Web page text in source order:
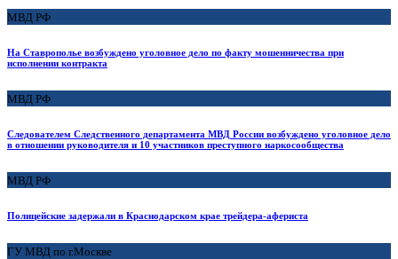
МВД РФ
На Ставрополье возбуждено уголовное дело по факту мошенничества при
исполнении контракта
МВД РФ
Следователем Следственного департамента МВД России возбуждено уголовное дело
в отношении руководителя и 10 участников преступного наркосообщества
МВД РФ
Полицейские задержали в Краснодарском крае трейдера-афериста
ГУ МВД по г.Москве